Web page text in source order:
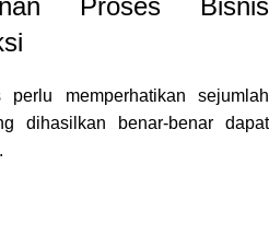
memperhatikan sejumlah
dihasilkan benar-benar dapat